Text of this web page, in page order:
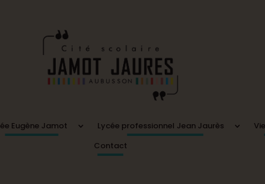
Eugène Jamot Lycée professionnel Jean Jaurès
Contact